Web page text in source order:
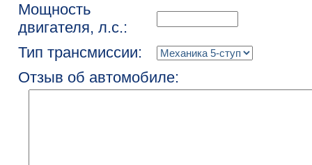
Мощность
двигателя, л.с.:
Тип трансмиссии:
Отзыв об автомобиле: